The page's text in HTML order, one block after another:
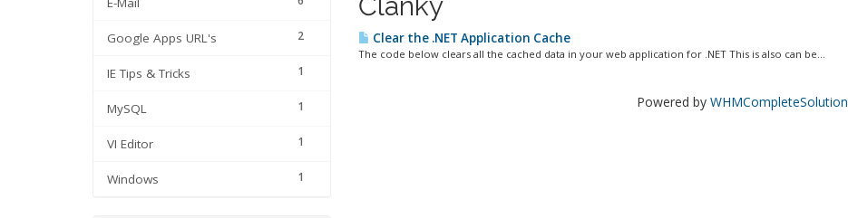
2
Google Apps URL's
1
IE Tips & Tricks
1
MySQL
1
VI Editor
1
Windows
Clear the .NET Application Cache
The code below clears all the cached data in your web application for .NET This is also can be...
Powered by WHMCompleteSolution